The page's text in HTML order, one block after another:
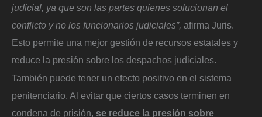
judicial, ya que son las partes quienes solucionan el
conflicto y no los funcionarios judiciales”, afirma Juris.
Esto permite una mejor gestión de recursos estatales y
reduce la presión sobre los despachos judiciales.
También puede tener un efecto positivo en el sistema
penitenciario. Al evitar que ciertos casos terminen en
condena de prisión, se reduce la presión sobre